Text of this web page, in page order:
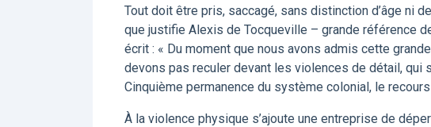
Tout doit être pris, saccagé, sans distinction d’âge ni
que justifie Alexis de Tocqueville – grande référence
écrit : « Du moment que nous avons admis cette
devons pas reculer devant les violences de détail, qui
Cinquième permanence du système colonial, le
À la violence physique s’ajoute une entreprise de